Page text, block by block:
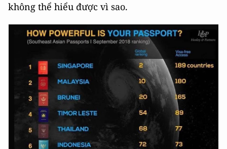
không thể hiểu được vì sao.